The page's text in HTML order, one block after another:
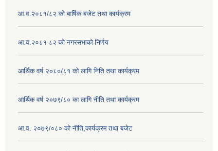
आ.व.२०८१/८२ को बार्षिक बजेट तथा कार्यक्रम
आ.व.२०८१ ८२ को नगरसभाको निर्णय
आर्थिक वर्ष २०८०/८१ को लागि निति तथा कार्यक्रम
आर्थिक वर्ष २०७९/८० का लागि नीति तथा कार्यक्रम
आ.व. २०७९/०८० को नीति,कार्यक्रम तथा बजेट